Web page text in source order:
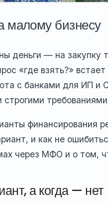
малому бизнесу
деньги — на закупку
«где взять?»
с банками для ИП и
финансирования
и как не
через МФО и о том,
а когда — нет